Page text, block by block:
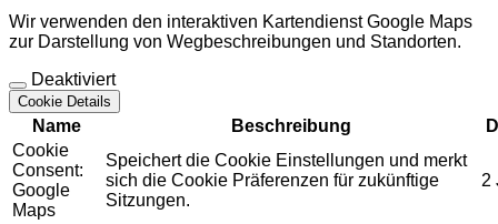
Wir verwenden den interaktiven Kartendienst Google Maps
zur Darstellung von Wegbeschreibungen und Standorten.
Deaktiviert
Cookie Details
Name Beschreibung
Cookie
Consent:
Google
Maps
Speichert die Cookie Einstellungen und merkt
sich die Cookie Präferenzen für zukünftige
Sitzungen.
2